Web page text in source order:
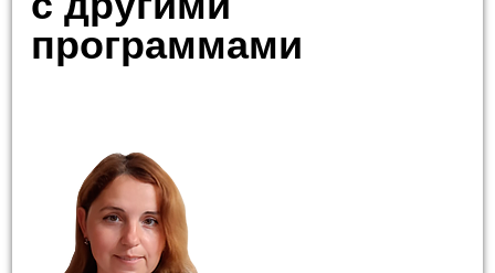
программами